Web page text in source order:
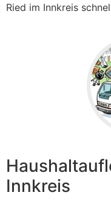
Ried im Innkreis
Innkreis